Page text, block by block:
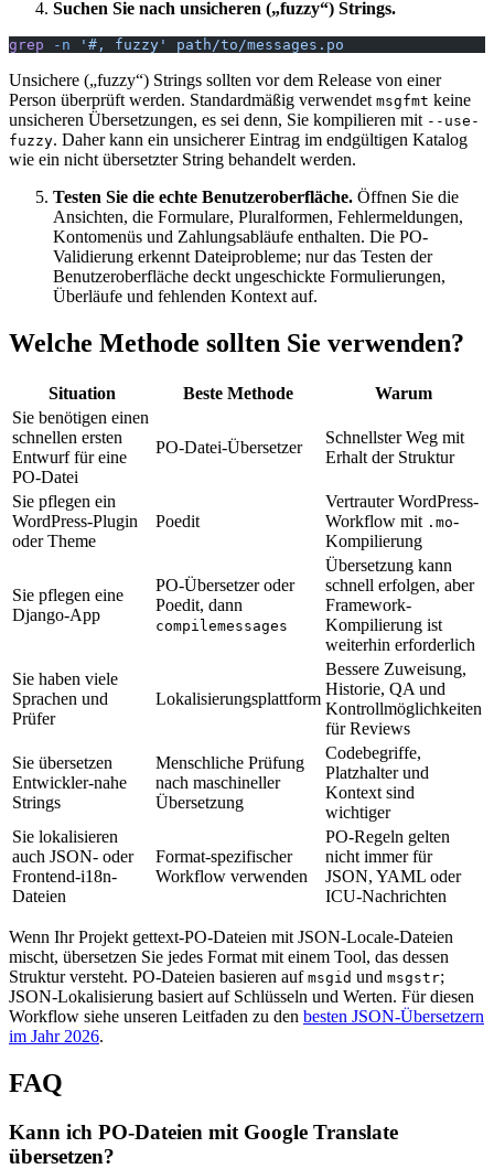
Suchen Sie nach unsicheren („fuzzy“) Strings.
grep -n '#, fuzzy' path/to/messages.po
Unsichere („fuzzy“) Strings sollten vor dem Release von einer
Person überprüft werden. Standardmäßig verwendet msgfmt keine
unsicheren Übersetzungen, es sei denn, Sie kompilieren mit --use-
fuzzy. Daher kann ein unsicherer Eintrag im endgültigen Katalog
wie ein nicht übersetzter String behandelt werden.
Testen Sie die echte Benutzeroberfläche. Öffnen Sie die
Ansichten, die Formulare, Pluralformen, Fehlermeldungen,
Kontomenüs und Zahlungsabläufe enthalten. Die PO-
Validierung erkennt Dateiprobleme; nur das Testen der
Benutzeroberfläche deckt ungeschickte Formulierungen,
Überläufe und fehlenden Kontext auf.
Welche Methode sollten Sie verwenden?
Situation Beste Methode
Warum
Sie benötigen einen
schnellen ersten
Entwurf für eine
PO-Datei
PO-Datei-Übersetzer
Schnellster Weg mit
Erhalt der Struktur
Sie pflegen ein
WordPress-Plugin
oder Theme
Poedit
Vertrauter WordPress-
Workflow mit .mo-
Kompilierung
Sie pflegen eine
Django-App
PO-Übersetzer oder
Poedit, dann
compilemessages
Übersetzung kann
schnell erfolgen, aber
Framework-
Kompilierung ist
weiterhin erforderlich
Sie haben viele
Sprachen und
Prüfer
Lokalisierungsplattform
Bessere Zuweisung,
Historie, QA und
Kontrollmöglichkeiten
für Reviews
Sie übersetzen
Entwickler-nahe
Strings
Menschliche Prüfung
nach maschineller
Übersetzung
Codebegriffe,
Platzhalter und
Kontext sind
wichtiger
Sie lokalisieren
auch JSON- oder
Frontend-i18n-
Dateien
Format-spezifischer
Workflow verwenden
PO-Regeln gelten
nicht immer für
JSON, YAML oder
ICU-Nachrichten
Wenn Ihr Projekt gettext-PO-Dateien mit JSON-Locale-Dateien
mischt, übersetzen Sie jedes Format mit einem Tool, das dessen
Struktur versteht. PO-Dateien basieren auf msgid und msgstr;
JSON-Lokalisierung basiert auf Schlüsseln und Werten. Für diesen
Workflow siehe unseren Leitfaden zu den besten JSON-Übersetzern
im Jahr 2026.
FAQ
Kann ich PO-Dateien mit Google Translate
übersetzen?